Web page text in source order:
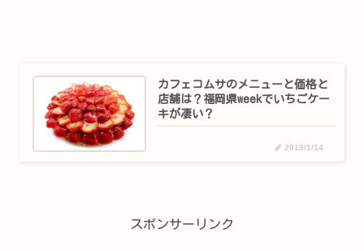
カフェコムサのメニューと価格と
店舗は？福岡県weekでいちごケー
キが凄い？
2019/1/14
スポンサーリンク